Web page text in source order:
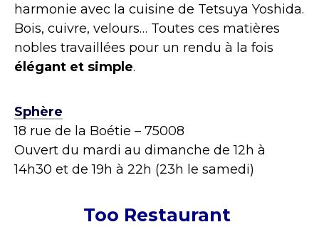
harmonie avec la cuisine de Tetsuya Yoshida.
Bois, cuivre, velours… Toutes ces matières
nobles travaillées pour un rendu à la fois
élégant et simple.
Sphère
18 rue de la Boétie – 75008
Ouvert du mardi au dimanche de 12h à
14h30 et de 19h à 22h (23h le samedi)
Too Restaurant